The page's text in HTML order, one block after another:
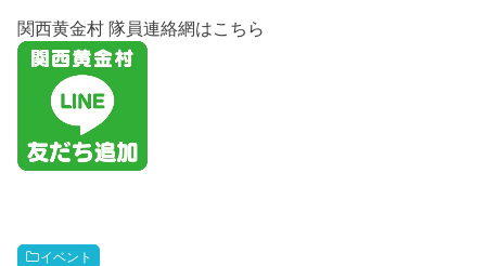
関西黄金村 隊員連絡網はこちら
イベント